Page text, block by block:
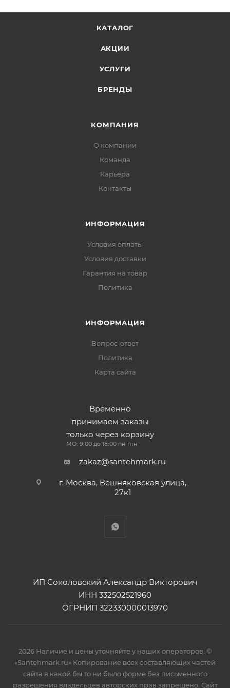
КАТАЛОГ
АКЦИИ
УСЛУГИ
БРЕНДЫ
КОМПАНИЯ
О компании
Команда
Карьера
Контакты
ИНФОРМАЦИЯ
Условия оплаты
Условия доставки
Гарантия на товар
Политика
ИНФОРМАЦИЯ
Вопрос-ответ
Политика
Карта сайта
Временно
принимаем заказы
только через корзину
МО: 9:00 до 18:00 пн-птн
zakaz@santehmark.ru
г. Москва, Вешняковская улица,
27к1
ИП Соколовский Александр Викторович
ИНН 332502521960
ОГРНИП 322330000013970
2026 Наличие и цены уточняйте у наших операторов. ©
«Santehmark.ru» Копирование всех составляющих частей
сайта в какой бы то ни было форме без письменного
разрешения владельцев авторских прав запрещено. Сайт